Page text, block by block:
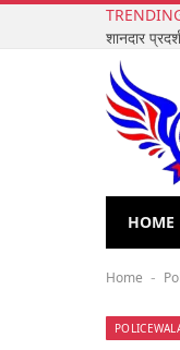
HOME
Home -